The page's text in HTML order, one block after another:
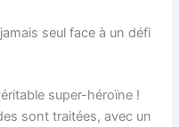
seul face à un défi
super-héroïne !
sont traitées, avec un